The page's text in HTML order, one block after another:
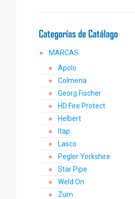
Categorías de Catálago
MARCAS
Apolo
Colmena
Georg Fischer
HD Fire Protect
Helbert
Itap
Lasco
Pegler Yorkshire
Star Pipe
Weld On
Zurn